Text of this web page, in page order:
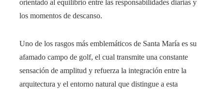
orientado al equilibrio entre las responsabilidades diarias y
los momentos de descanso.
Uno de los rasgos más emblemáticos de Santa María es su
afamado campo de golf, el cual transmite una constante
sensación de amplitud y refuerza la integración entre la
arquitectura y el entorno natural que distingue a esta